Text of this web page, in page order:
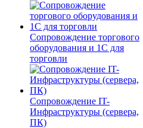
Сопровождение торгового
оборудования и 1С для
торговли
Сопровождение IT-
Инфраструктуры (сервера,
ПК)